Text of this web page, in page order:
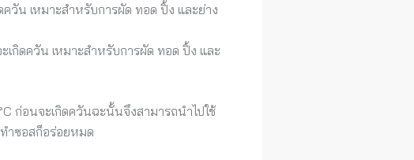
วัน เหมาะสำหรับการผัด ทอด ปิ้ง และย่าง
กิดควัน เหมาะสำหรับการผัด ทอด ปิ้ง และ
ก่อนจะเกิดควันฉะนั้นจึงสามารถนำไปใช้
ำซอสก็อร่อยหมด